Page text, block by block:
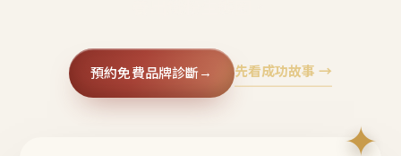
預約免費品牌診斷→ 先看成功故事 →
✦